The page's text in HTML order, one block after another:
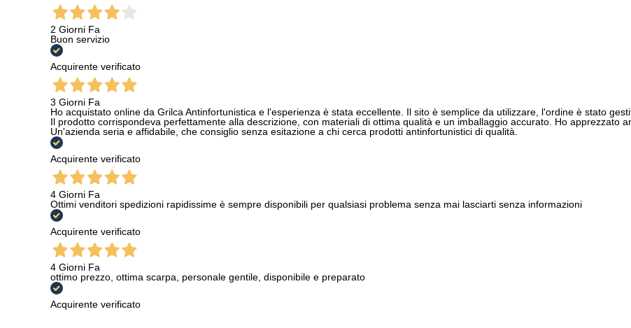
2 Giorni Fa
Buon servizio
Acquirente verificato
3 Giorni Fa
Ho acquistato online da Grilca Antinfortunistica e l'esperienza è stata eccellente. Il sito è semplice da utilizzare, l'ordine è stato
Il prodotto corrispondeva perfettamente alla descrizione, con materiali di ottima qualità e un imballaggio accurato. Ho apprezzato
Un'azienda seria e affidabile, che consiglio senza esitazione a chi cerca prodotti antinfortunistici di qualità.
Acquirente verificato
4 Giorni Fa
Ottimi venditori spedizioni rapidissime è sempre disponibili per qualsiasi problema senza mai lasciarti senza informazioni
Acquirente verificato
4 Giorni Fa
ottimo prezzo, ottima scarpa, personale gentile, disponibile e preparato
Acquirente verificato